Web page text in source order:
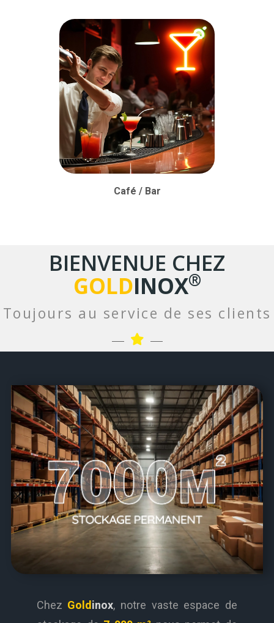
Café / Bar
BIENVENUE CHEZ
GOLDINOX®
Toujours au service de ses clients
Chez Gold inox, notre vaste espace de